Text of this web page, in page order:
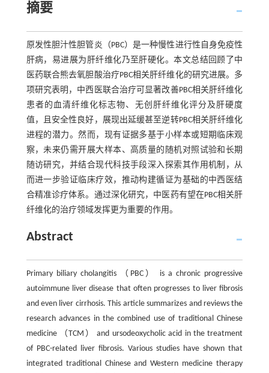
摘要
原发性胆汁性胆管炎（PBC）是一种慢性进行性自身免疫性
肝病，易进展为肝纤维化乃至肝硬化。本文总结回顾了中
医药联合熊去氧胆酸治疗PBC相关肝纤维化的研究进展。多
项研究表明，中西医联合治疗可显著改善PBC相关肝纤维化
患者的血清纤维化标志物、无创肝纤维化评分及肝硬度
值，且安全性良好，展现出延缓甚至逆转PBC相关肝纤维化
进程的潜力。然而，现有证据多基于小样本或短期临床观
察，未来仍需开展大样本、高质量的随机对照试验和长期
随访研究，并结合现代科技手段深入探索其作用机制，从
而进一步验证临床疗效，推动构建循证为基础的中西医结
合精准诊疗体系。通过深化研究，中医药有望在PBC相关肝
纤维化的治疗领域发挥更为重要的作用。
Abstract
Primary biliary cholangitis （PBC） is a chronic progressive
autoimmune liver disease that often progresses to liver fibrosis
and even liver cirrhosis. This article summarizes and reviews the
research advances in the combined use of traditional Chinese
medicine （TCM） and ursodeoxycholic acid in the treatment
of PBC-related liver fibrosis. Various studies have shown that
integrated traditional Chinese and Western medicine therapy